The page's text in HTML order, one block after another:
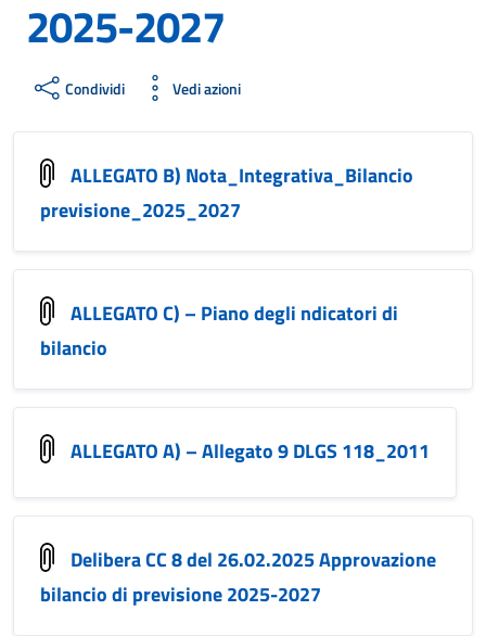
2025-2027
Condividi Vedi azioni
ALLEGATO B) Nota_Integrativa_Bilancio
previsione_2025_2027
ALLEGATO C) – Piano degli ndicatori di
bilancio
ALLEGATO A) – Allegato 9 DLGS 118_2011
Delibera CC 8 del 26.02.2025 Approvazione
bilancio di previsione 2025-2027